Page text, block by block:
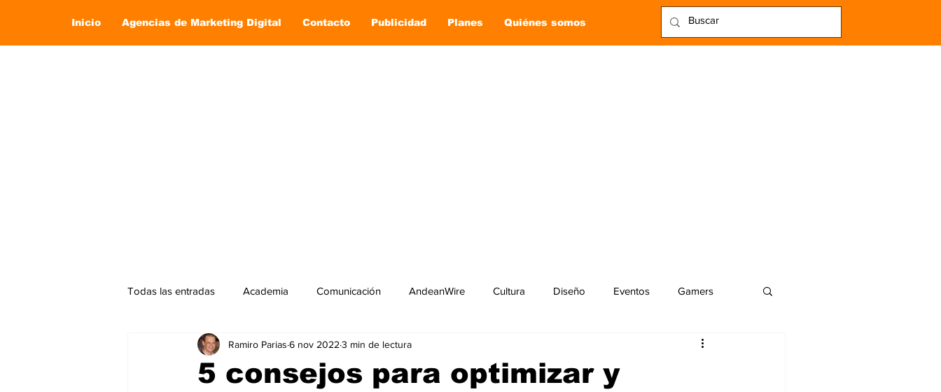
Inicio Agencias de Marketing Digital Contacto Publicidad Planes Quiénes somos
Todas las entradas Academia Comunicación AndeanWire Cultura Diseño Eventos Gamers
Marketing Marketing Digital Negocios Películas
5 consejos para optimizar y
Ramiro Parias 6 nov 2022 3 min de lectura